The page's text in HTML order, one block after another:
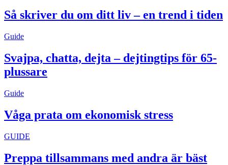
Så skriver du om ditt liv – en trend i tiden
Guide
Svajpa, chatta, dejta – dejtingtips för 65-
plussare
Guide
Våga prata om ekonomisk stress
GUIDE
Preppa tillsammans med andra är bäst